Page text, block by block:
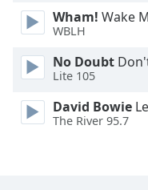
Reset
Close
Modal
Wham! Wake
WBLH
No Doubt
Lite 105
David Bowie
The River 95.7